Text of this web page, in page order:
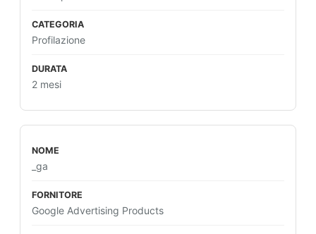
Profilazione
2 mesi
_ga
Google Advertising Products